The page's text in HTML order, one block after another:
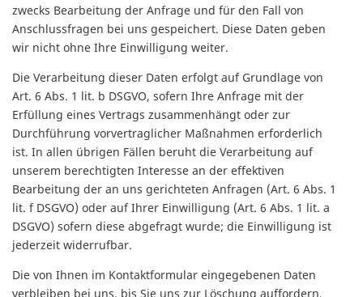
zwecks Bearbeitung der Anfrage und für den Fall von
Anschlussfragen bei uns gespeichert. Diese Daten geben
wir nicht ohne Ihre Einwilligung weiter.
Die Verarbeitung dieser Daten erfolgt auf Grundlage von
Art. 6 Abs. 1 lit. b DSGVO, sofern Ihre Anfrage mit der
Erfüllung eines Vertrags zusammenhängt oder zur
Durchführung vorvertraglicher Maßnahmen erforderlich
ist. In allen übrigen Fällen beruht die Verarbeitung auf
unserem berechtigten Interesse an der effektiven
Bearbeitung der an uns gerichteten Anfragen (Art. 6 Abs. 1
lit. f DSGVO) oder auf Ihrer Einwilligung (Art. 6 Abs. 1 lit. a
DSGVO) sofern diese abgefragt wurde; die Einwilligung ist
jederzeit widerrufbar.
Die von Ihnen im Kontaktformular eingegebenen Daten
verbleiben bei uns, bis Sie uns zur Löschung auffordern,